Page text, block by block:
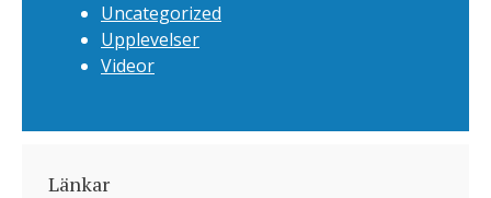
Uncategorized
Upplevelser
Videor
Länkar